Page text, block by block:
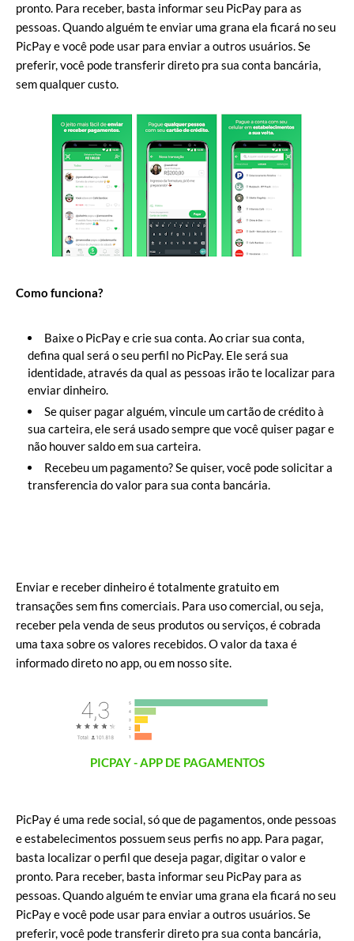
pronto. Para receber, basta informar seu PicPay para as
pessoas. Quando alguém te enviar uma grana ela ficará no seu
PicPay e você pode usar para enviar a outros usuários. Se
preferir, você pode transferir direto pra sua conta bancária,
sem qualquer custo.
Como funciona?
Baixe o PicPay e crie sua conta. Ao criar sua conta,
defina qual será o seu perfil no PicPay. Ele será sua
identidade, através da qual as pessoas irão te localizar para
enviar dinheiro.
Se quiser pagar alguém, vincule um cartão de crédito à
sua carteira, ele será usado sempre que você quiser pagar e
não houver saldo em sua carteira.
Recebeu um pagamento? Se quiser, você pode solicitar a
transferencia do valor para sua conta bancária.
Enviar e receber dinheiro é totalmente gratuito em
transações sem fins comerciais. Para uso comercial, ou seja,
receber pela venda de seus produtos ou serviços, é cobrada
uma taxa sobre os valores recebidos. O valor da taxa é
informado direto no app, ou em nosso site.
PICPAY - APP DE PAGAMENTOS
PicPay é uma rede social, só que de pagamentos, onde pessoas
e estabelecimentos possuem seus perfis no app. Para pagar,
basta localizar o perfil que deseja pagar, digitar o valor e
pronto. Para receber, basta informar seu PicPay para as
pessoas. Quando alguém te enviar uma grana ela ficará no seu
PicPay e você pode usar para enviar a outros usuários. Se
preferir, você pode transferir direto pra sua conta bancária,